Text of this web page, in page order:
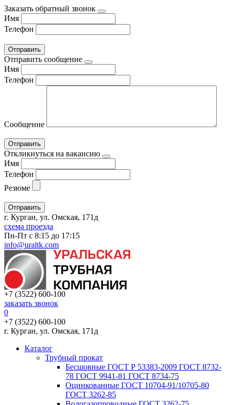
Заказать обратный звонок
Имя
Телефон
Отправить сообщение
Имя
Телефон
Сообщение
Откликнуться на вакансию
Имя
Телефон
Резюме
г. Курган, ул. Омская, 171д
схема проезда
Пн-Пт с 8:15 до 17:15
info@uraltk.com
+7 (3522) 600-100
заказать звонок
0
+7 (3522) 600-100
г. Курган, ул. Омская, 171д
Каталог
Трубный прокат
Беcшовные ГОСТ Р 53383-2009 ГОСТ 8732-
78 ГОСТ 9941-81 ГОСТ 8734-75
Оцинкованные ГОСТ 10704-91/10705-80
ГОСТ 3262-85